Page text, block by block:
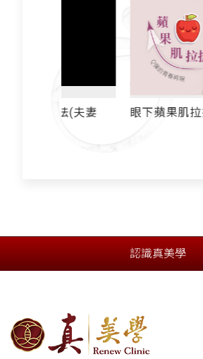
眼下蘋果肌拉提
認識真美學